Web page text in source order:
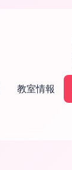
教室情報